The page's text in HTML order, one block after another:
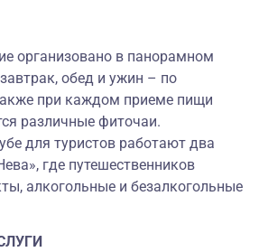
организовано в панорамном
обед и ужин – по
при каждом приеме пищи
различные фиточаи.
для туристов работают два
где путешественников
алкогольные и безалкогольные